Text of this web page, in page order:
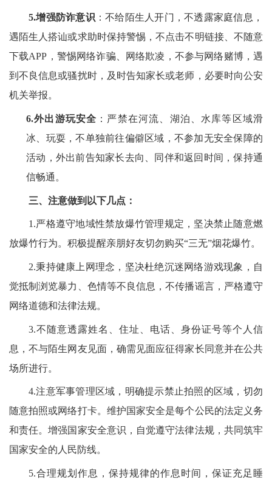
5.增强防诈意识 ：不给陌生人开门，不透露家庭信息，
遇陌生人搭讪或求助时保持警惕，不点击不明链接、不随意
下载APP，警惕网络诈骗、网络欺凌，不参与网络赌博，遇
到不良信息或骚扰时，及时告知家长或老师，必要时向公安
机关举报。
6.外出游玩安全 ：严禁在河流、湖泊、水库等区域滑
冰、玩耍 ，不单独前往偏僻区域，不参加无安全保障的
活动，外出前告知家长去向、同伴和返回时间，保持通
信畅通。
三、注意做到以下几点：
1.严格遵守地域性禁放爆竹管理规定，坚决禁止随意燃
放爆竹行为。积极提醒亲朋好友切勿购买“三无”烟花爆竹。
2.秉持健康上网理念，坚决杜绝沉迷网络游戏现象，自
觉抵制浏览暴力、色情等不良信息，不传播谣言，严格遵守
网络道德和法律法规。
3.不随意透露姓名、住址、电话、身份证号等个人信
息，不与陌生网友见面，确需见面应征得家长同意并在公共
场所进行。
4.注意军事管理区域，明确提示禁止拍照的区域，切勿
随意拍照或网络打卡。 维护国家安全是每个公民的法定义务
和责任。增强国家安全意识，自觉遵守法律法规，共同筑牢
国家安全的人民防线。
5.合理规划作息 ， 保持规律的作息时间，保证充足睡